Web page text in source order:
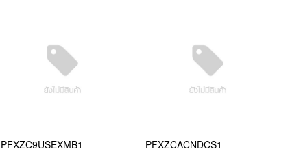
PFXZC9USEXMB1 PFXZCACNDCS1